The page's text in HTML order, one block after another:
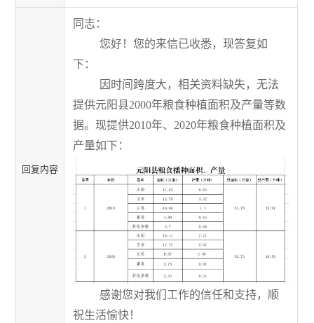
回复内容
同志：
您好！您的来信已收悉，现答复如
下：
因时间跨度大，相关资料缺失，无法
提供元阳县2000年粮食种植面积及产量等数
据。现提供2010年、 2020年粮食种植面积及
产量如下：
感谢您对我们工作的信任和支持，顺
祝生活愉快！